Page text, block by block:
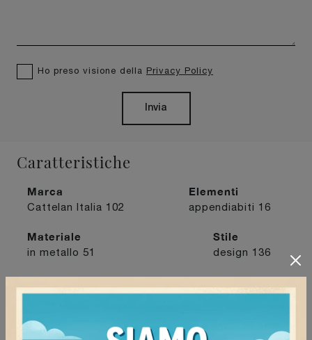
Ho preso visione della Privacy Policy
Invia
Caratteristiche
Marca
Cattelan Italia 102
Elementi
appendiabiti 16
Materiale
in metallo 51
Stile
design 136
Mede224 Milano183 Vigevano209